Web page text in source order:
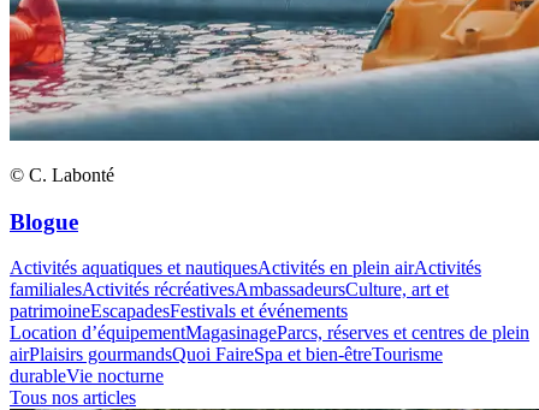
© C. Labonté
Blogue
Activités aquatiques et nautiquesActivités en plein airActivités
familialesActivités récréativesAmbassadeursCulture, art et
patrimoineEscapadesFestivals et événements
Location d’équipementMagasinageParcs, réserves et centres de plein
airPlaisirs gourmandsQuoi FaireSpa et bien-êtreTourisme
durableVie nocturne
Tous nos articles